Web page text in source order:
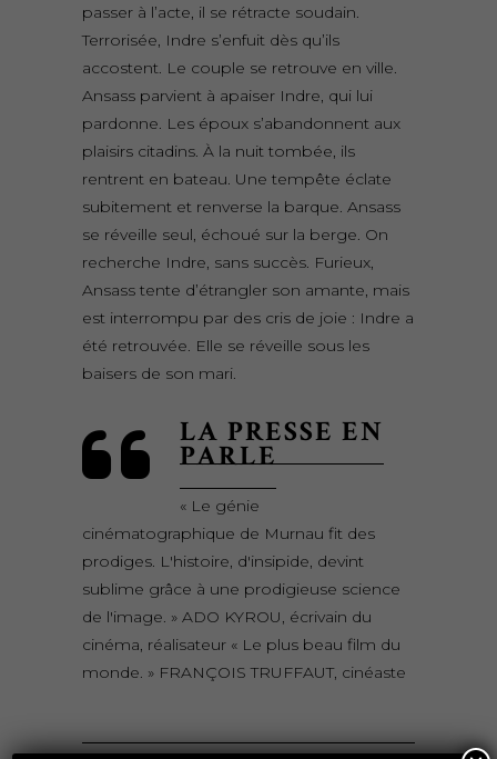
passer à l’acte, il se rétracte soudain.
Terrorisée, Indre s’enfuit dès qu’ils
accostent. Le couple se retrouve en ville.
Ansass parvient à apaiser Indre, qui lui
pardonne. Les époux s’abandonnent aux
plaisirs citadins. À la nuit tombée, ils
rentrent en bateau. Une tempête éclate
subitement et renverse la barque. Ansass
se réveille seul, échoué sur la berge. On
recherche Indre, sans succès. Furieux,
Ansass tente d’étrangler son amante, mais
est interrompu par des cris de joie : Indre a
été retrouvée. Elle se réveille sous les
baisers de son mari.
LA PRESSE EN
PARLE
« Le génie
cinématographique de Murnau fit des
prodiges. L'histoire, d'insipide, devint
sublime grâce à une prodigieuse science
de l'image. » ADO KYROU, écrivain du
cinéma, réalisateur « Le plus beau film du
monde. » FRANÇOIS TRUFFAUT, cinéaste